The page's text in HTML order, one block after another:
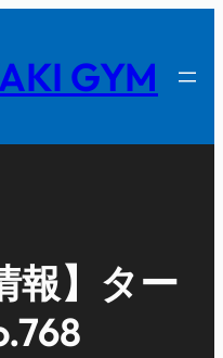
GYM
報】ター